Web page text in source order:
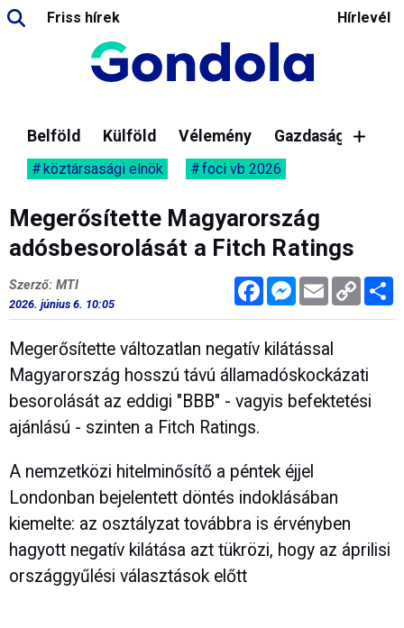
Friss hírek Hírlevél
Belföld Külföld Vélemény Gazdaság
köztársasági elnök foci vb 2026
Megerősítette Magyarország
adósbesorolását a Fitch Ratings
FacebookMessenger
Email Copy
Link
Szerző: MTI
2026. június 6. 10:05
Megerősítette változatlan negatív kilátással
Magyarország hosszú távú államadóskockázati
besorolását az eddigi "BBB" - vagyis befektetési
ajánlású - szinten a Fitch Ratings.
A nemzetközi hitelminősítő a péntek éjjel
Londonban bejelentett döntés indoklásában
kiemelte: az osztályzat továbbra is érvényben
hagyott negatív kilátása azt tükrözi, hogy az áprilisi
országgyűlési választások előtt